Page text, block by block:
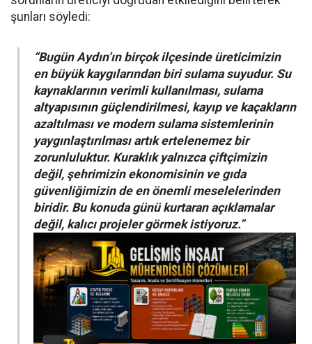
şunları söyledi:
“Bugün Aydın’ın birçok ilçesinde üreticimizin
en büyük kaygılarından biri sulama suyudur. Su
kaynaklarının verimli kullanılması, sulama
altyapısının güçlendirilmesi, kayıp ve kaçakların
azaltılması ve modern sulama sistemlerinin
yaygınlaştırılması artık ertelenemez bir
zorunluluktur. Kuraklık yalnızca çiftçimizin
değil, şehrimizin ekonomisinin ve gıda
güvenliğimizin de en önemli meselelerinden
biridir. Bu konuda günü kurtaran açıklamalar
değil, kalıcı projeler görmek istiyoruz.”